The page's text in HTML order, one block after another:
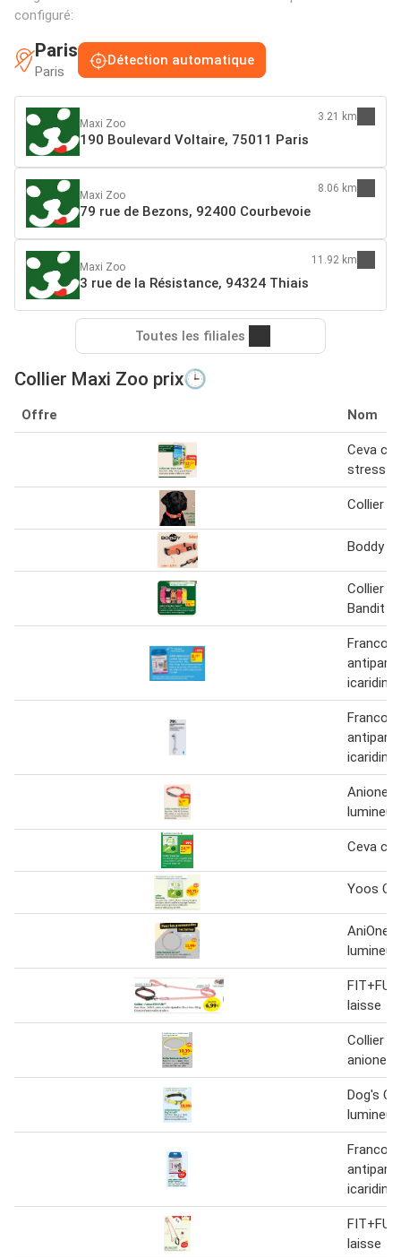
configuré:
Paris
Paris
Détection automatique
Maxi Zoo
190 Boulevard Voltaire, 75011 Paris
3.21 km
Maxi Zoo
79 rue de Bezons​, 92400 Courbevoie
8.06 km
Maxi Zoo
3 rue de la Résistance, 94324 Thiais
11.92 km
Toutes les filiales
Collier Maxi Zoo prix🕒
Offre Nom
Ceva
stress
Collier
Boddy
Collier
Bandit
icaridine
Anione
lumineux
Ceva
Yoos
AniOne
lumineux
laisse
Collier
anione
Dog's
lumineux
icaridine
laisse